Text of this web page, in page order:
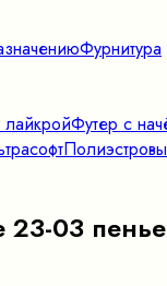
Фурнитура
лайкройФутер с
23-03 пенье